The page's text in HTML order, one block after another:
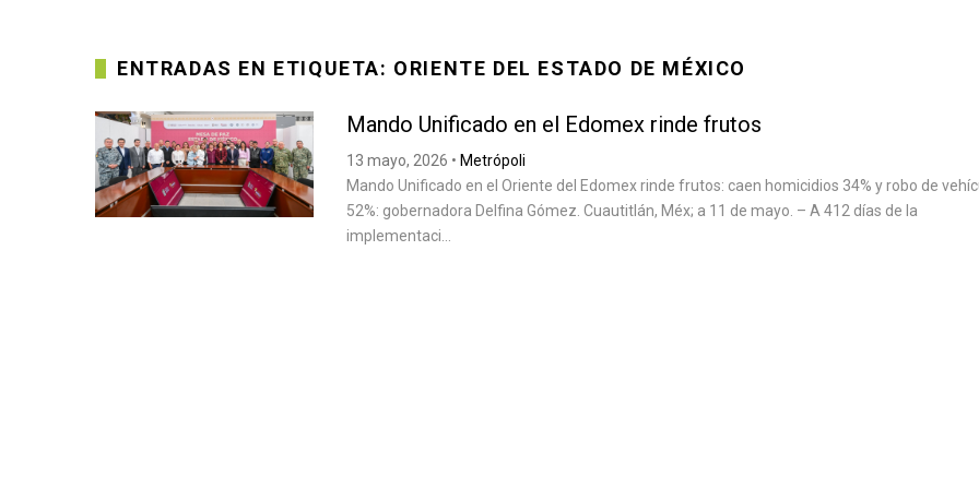
ENTRADAS EN ETIQUETA: ORIENTE DEL ESTADO DE MÉXICO
Mando Unificado en el Edomex rinde frutos
13 mayo, 2026 • Metrópoli
Mando Unificado en el Oriente del Edomex rinde frutos: caen homicidios 34% y robo de
52%: gobernadora Delfina Gómez. Cuautitlán, Méx; a 11 de mayo. – A 412 días de la
implementaci...